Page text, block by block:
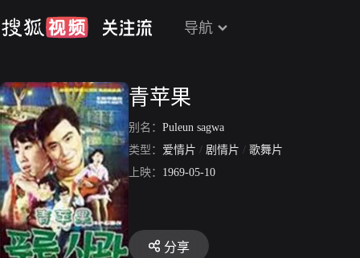
导航
青苹果
别名： Puleun sagwa
类型： 爱情片 / 剧情片 / 歌舞片
上映： 1969-05-10
分享